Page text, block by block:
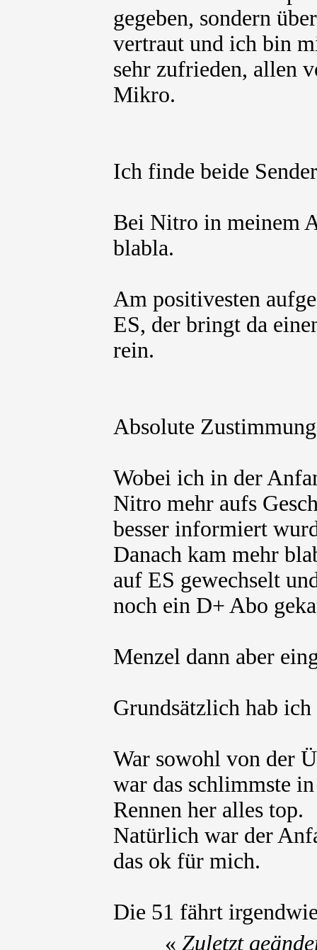
gegeben, sondern
vertraut und ich bin
sehr zufrieden, allen
Mikro.
Ich finde beide
Bei Nitro in meinem
blabla.
Am positivesten
ES, der bringt da
rein.
Absolute
Wobei ich in der
Nitro mehr aufs
besser informiert
Danach kam mehr
auf ES gewechselt
noch ein D+ Abo
Menzel dann aber
Grundsätzlich hab
War sowohl von der
war das schlimmste
Rennen her alles top.
Natürlich war der
das ok für mich.
Die 51 fährt
« Zuletzt